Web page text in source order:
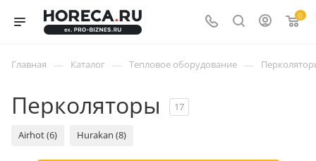
0
Главная — Каталог — Тепловое оборудование —
Перколяторы 17
Airhot (6) Hurakan (8)